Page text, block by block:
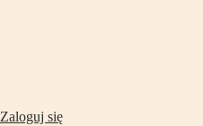
Zaloguj się